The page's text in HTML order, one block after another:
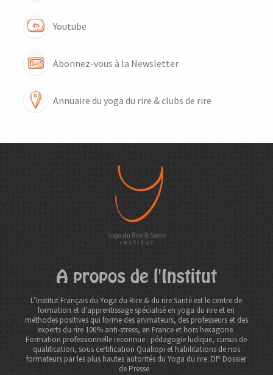
Youtube
Abonnez-vous à la Newsletter
Annuaire du yoga du rire & clubs de rire
A propos de l'Institut
L’Institut Français du Yoga du Rire & du rire Santé est le centre de
formation et d’apprentissage spécialisé en yoga du rire et en
méthodes positives qui forme des animateurs, des professeurs et des
experts du rire 100% anti-stress, en France et hors hexagone.
Formation professionnelle reconnue : pédagogie ludique, cursus de
qualification, sous certification Qualiopi et habilitations de nos
formateurs par les plus hautes autorités du Yoga du rire. DPDossier
de Presse